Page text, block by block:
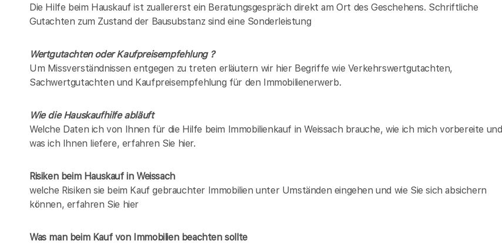
Die Hilfe beim Hauskauf ist zuallererst ein Beratungsgespräch direkt am Ort des Geschehens. Schriftliche
Gutachten zum Zustand der Bausubstanz sind eine Sonderleistung
Wertgutachten oder Kaufpreisempfehlung ?
Um Missverständnissen entgegen zu treten erläutern wir hier Begriffe wie Verkehrswertgutachten,
Sachwertgutachten und Kaufpreisempfehlung für den Immobilienerwerb.
Wie die Hauskaufhilfe abläuft
Welche Daten ich von Ihnen für die Hilfe beim Immobilienkauf in Weissach brauche, wie ich mich vorbereite und
was ich Ihnen liefere, erfahren Sie hier.
Risiken beim Hauskaufin Weissach
welche Risiken sie beim Kauf gebrauchter Immobilien unter Umständen eingehen und wie Sie sich absichern
können, erfahren Sie hier
Was man beim Kauf von Immobilien beachten sollte